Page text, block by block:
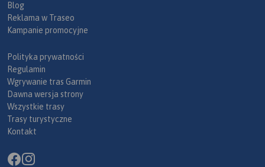
Blog
Reklama w Traseo
Kampanie promocyjne
Polityka prywatności
Regulamin
Wgrywanie tras Garmin
Dawna wersja strony
Wszystkie trasy
Trasy turystyczne
Kontakt